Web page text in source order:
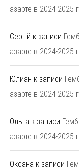
азарте в 2024-2025
Сергій к записи
азарте в 2024-2025
Юлиан к записи
азарте в 2024-2025
Ольга к записи
азарте в 2024-2025
Оксана к записи